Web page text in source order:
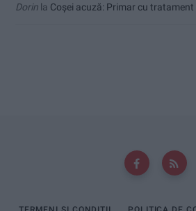
Dorin la Coșei acuză: Primar cu